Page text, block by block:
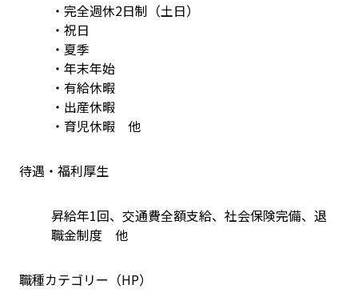
・完全週休2日制（土日）
・祝日
・夏季
・年末年始
・有給休暇
・出産休暇
・育児休暇　他
待遇・福利厚生
昇給年1回、交通費全額支給、社会保険完備、退
職金制度　他
職種カテゴリー（HP）